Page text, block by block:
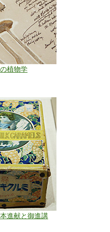
植物学
進献と御進講